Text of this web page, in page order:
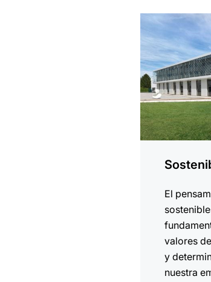
El
valores
y
nuestra
más
información